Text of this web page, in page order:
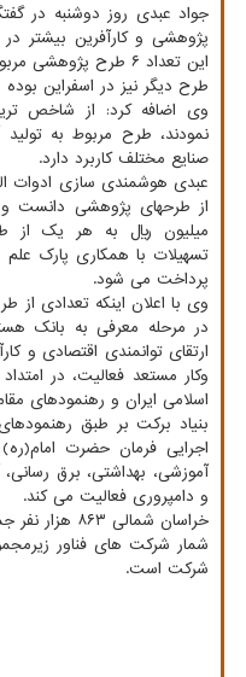
جواد عبدی روز دوشنبه در
پژوهشی و کارآفرین بیشتر
این تعداد ۶ طرح
طرح دیگر نیز در اسفراین
وی اضافه کرد: از شاخص
نمودند، طرح مربوط به
صنایع مختلف کاربرد دارد.
عبدی هوشمندی سازی ادوات
میلیون ریال به هر یک از
تسهیلات با همکاری پارک علم
پرداخت می شود.
وی با اعلان اینکه تعدادی
در مرحله معرفی به بانک
ارتقای توانمندی اقتصادی و
وکار مستعد فعالیت، در
اسلامی ایران و رهنمودهای
بنیاد برکت بر طبق
اﺟﺮایی ﻓﺮﻣﺎن ﺣﻀﺮت
آموزشی، بهداشتی، برق رسانی،
و دامپروری فعالیت می کند.
خراسان شمالی ۸۶۳ هزار نفر جمعیت دارد.
شرکت است.